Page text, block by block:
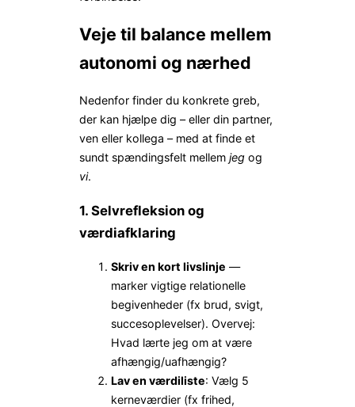
Veje til balance mellem
autonomi og nærhed
Nedenfor finder du konkrete greb,
der kan hjælpe dig – eller din partner,
ven eller kollega – med at finde et
sundt spændingsfelt mellem jeg og
vi.
1. Selvrefleksion og
værdiafklaring
Skriv en kort livslinje —
marker vigtige relationelle
begivenheder (fx brud, svigt,
succesoplevelser). Overvej:
Hvad lærte jeg om at være
afhængig/uafhængig?
Lav en værdiliste: Vælg 5
kerneværdier (fx frihed,